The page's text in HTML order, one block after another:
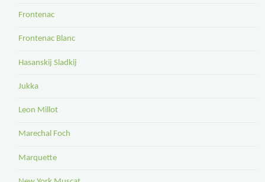
Frontenac
Frontenac Blanc
Hasanskij Sladkij
Jukka
Leon Millot
Marechal Foch
Marquette